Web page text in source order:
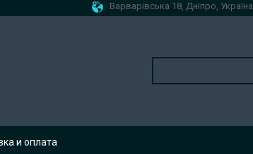
Варварівська 18, Дніпро, Україна
и оплата